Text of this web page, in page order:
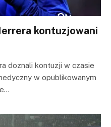
kontuzjowani
doznali kontuzji w czasie
w opublikowanym